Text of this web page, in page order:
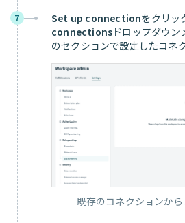
7 Set up connectionをクリッ
connections ドロップダウ
のセクションで設定したコネ
既存のコネクションか